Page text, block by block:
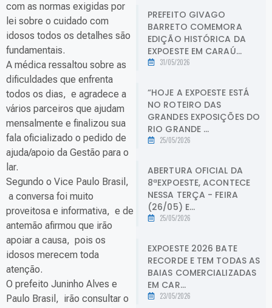
com as normas exigidas por
lei sobre o cuidado com
idosos todos os detalhes são
fundamentais.
A médica ressaltou sobre as
dificuldades que enfrenta
todos os dias, e agradece a
vários parceiros que ajudam
mensalmente e finalizou sua
fala oficializado o pedido de
ajuda/apoio da Gestão para o
lar.
Segundo o Vice Paulo Brasil,
a conversa foi muito
proveitosa e informativa, e de
antemão afirmou que irão
apoiar a causa, pois os
idosos merecem toda
atenção.
O prefeito Juninho Alves e
Paulo Brasil, irão consultar o
PREFEITO GIVAGO
BARRETO COMEMORA
EDIÇÃO HISTÓRICA DA
EXPOESTE EM CARAÚ...
31/05/2026
“HOJE A EXPOESTE ESTÁ
NO ROTEIRO DAS
GRANDES EXPOSIÇÕES DO
RIO GRANDE ...
25/05/2026
ABERTURA OFICIAL DA
8ªEXPOESTE, ACONTECE
NESSA TERÇA - FEIRA
(26/05) E...
25/05/2026
EXPOESTE 2026 BATE
RECORDE E TEM TODAS AS
BAIAS COMERCIALIZADAS
EM CAR...
23/05/2026